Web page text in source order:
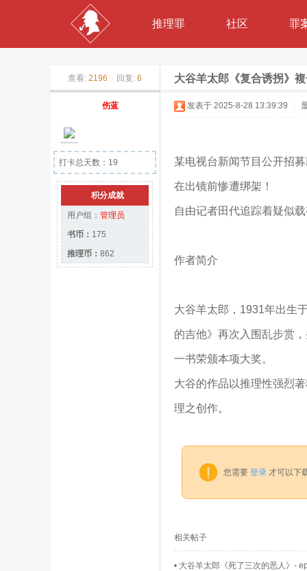
推理罪 社区 罪
查看: 2196 回复: 6 大谷羊太郎《复合诱拐》
伤蓝
打卡总天数：19
积分成就
用户组： 管理员
书币： 175
推理币： 862
发表于 2025-8-28 13:39:39
某电视台新闻节目公开招
在出镜前惨遭绑架！
自由记者田代追踪着疑似
作者简介
大谷羊太郎，1931年出生
的吉他》再次入围乱步赏
一书荣颁本项大奖。
大谷的作品以推理性强烈
理之创作。
您需要 登录 才可以下
相关帖子
• 大谷羊太郎《死了三次的恶人》-